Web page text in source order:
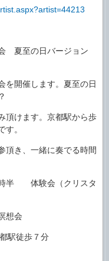
夏至の日バージョン
を開催します。夏至の日
頂けます。京都駅から歩
。
頂き、一緒に奏でる時間
時半 体験会（クリスタ
想会
駅徒歩７分